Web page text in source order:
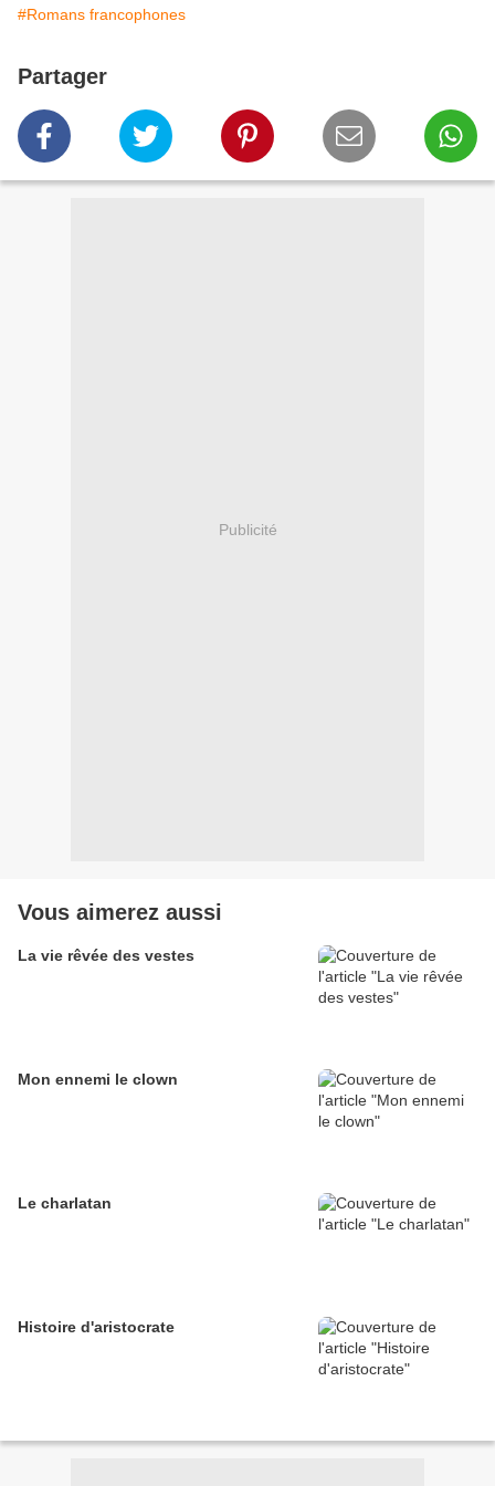
#Romans francophones
Partager
Publicité
Vous aimerez aussi
La vie rêvée des vestes
Mon ennemi le clown
Le charlatan
Histoire d'aristocrate